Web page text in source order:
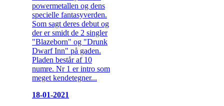
powermetallen og dens
specielle fantasyverden.
Som sagt deres debut og
der er smidt de 2 singler
"Blazeborn" og "Drunk
Dwarf Inn" på gaden.
Pladen består af 10
numre. Nr 1 er intro som
meget kendetegner...
18-01-2021